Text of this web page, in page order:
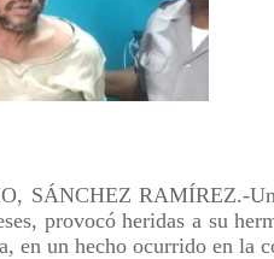
SÁNCHEZ RAMÍREZ.-Un
provocó heridas a su
en un hecho ocurrido en la